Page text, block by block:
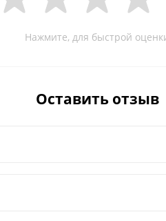
Нажмите, для быстрой
Оставить отзыв